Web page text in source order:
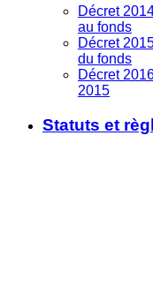
Décret
au fonds
Décret
du fonds
Décret
2015
Statuts et